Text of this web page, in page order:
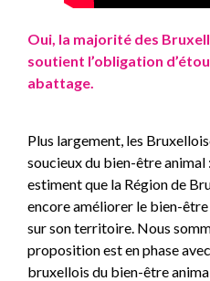
Oui, la majorité des
soutient l’obligation
abattage.
Plus largement, les
soucieux du bien-être
estiment que la Région de
encore améliorer le bien-
sur son territoire. Nous
proposition est en phase
bruxellois du bien-être